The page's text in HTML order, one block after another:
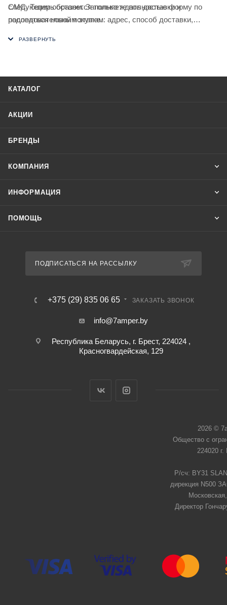
СМС. Теперь останется только ждать доставки и
радоваться новой покупке.
следующим образом. Заполняете полностью форму по
последовательным этапам: адрес, способ доставки,
КАТАЛОГ
АКЦИИ
БРЕНДЫ
КОМПАНИЯ
ИНФОРМАЦИЯ
ПОМОЩЬ
ПОДПИСАТЬСЯ НА РАССЫЛКУ
+375 (29) 835 06 65 ЗАКАЗАТЬ ЗВОНОК
info@7amper.by
Республика Беларусь, г. Брест, 224024 ,
Красногвардейская, 129
2026 ©
Общество с
224020
Р/сч: BY31
дирекция N500
Директор